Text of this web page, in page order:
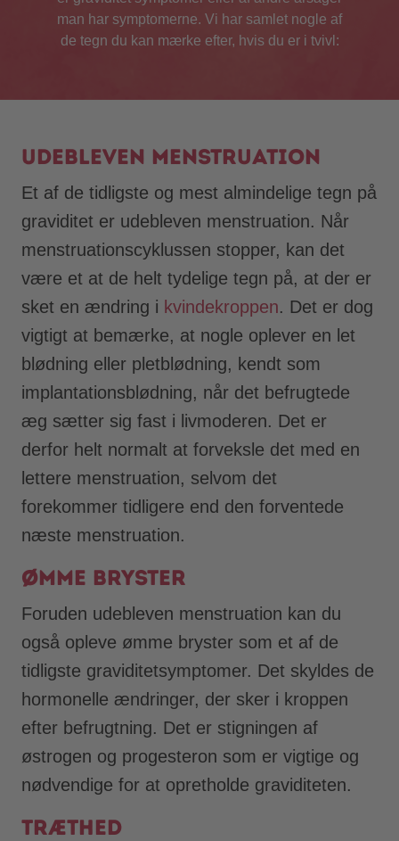
man har symptomerne. Vi har samlet nogle af
de tegn du kan mærke efter, hvis du er i tvivl:
Udebleven menstruation
Et af de tidligste og mest almindelige tegn på
graviditet er udebleven menstruation. Når
menstruationscyklussen stopper, kan det
være et at de helt tydelige tegn på, at der er
sket en ændring i kvindekroppen. Det er dog
vigtigt at bemærke, at nogle oplever en let
blødning eller pletblødning, kendt som
implantationsblødning, når det befrugtede
æg sætter sig fast i livmoderen. Det er
derfor helt normalt at forveksle det med en
lettere menstruation, selvom det
forekommer tidligere end den forventede
næste menstruation.
Ømme bryster
Foruden udebleven menstruation kan du
også opleve ømme bryster som et af de
tidligste graviditetsymptomer. Det skyldes de
hormonelle ændringer, der sker i kroppen
efter befrugtning. Det er stigningen af
østrogen og progesteron som er vigtige og
nødvendige for at opretholde graviditeten.
Træthed